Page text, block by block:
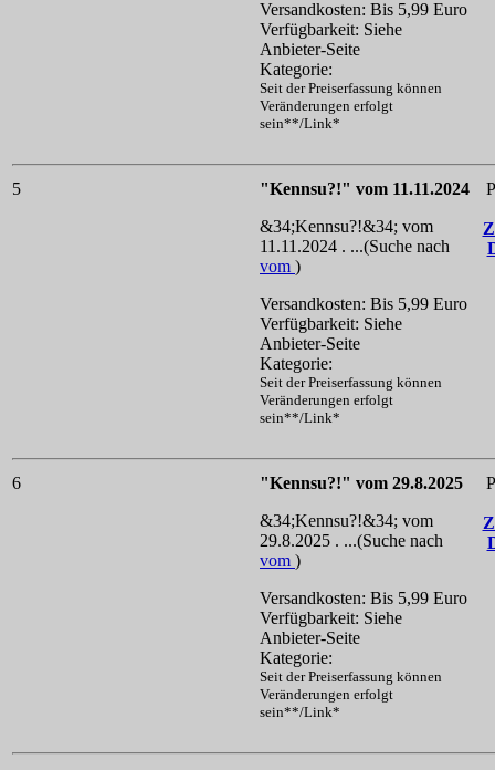
Versandkosten: Bis 5,99 Euro
Verfügbarkeit: Siehe
Anbieter-Seite
Kategorie:
Seit der Preiserfassung können
Veränderungen erfolgt
sein**/Link*
5
"Kennsu?!" vom 11.11.2024
&34;Kennsu?!&34; vom
11.11.2024 . ...(Suche nach
vom )
Versandkosten: Bis 5,99 Euro
Verfügbarkeit: Siehe
Anbieter-Seite
Kategorie:
Seit der Preiserfassung können
Veränderungen erfolgt
sein**/Link*
6
"Kennsu?!" vom 29.8.2025
&34;Kennsu?!&34; vom
29.8.2025 . ...(Suche nach
vom )
Versandkosten: Bis 5,99 Euro
Verfügbarkeit: Siehe
Anbieter-Seite
Kategorie:
Seit der Preiserfassung können
Veränderungen erfolgt
sein**/Link*